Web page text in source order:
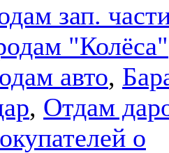
зап.
"Колёса"
авто,
, Отдам
о